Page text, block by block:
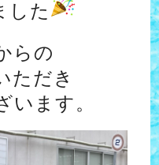
した
らの
ただき
います。